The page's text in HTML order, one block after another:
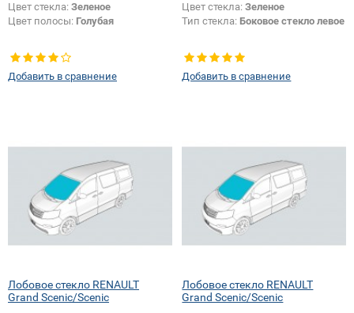
Цвет стекла: Зеленое
Цвет полосы: Голубая
Добавить в сравнение
Цвет стекла:Зеленое
Тип стекла: Боковое стекло левое
Добавить в сравнение
Лобовое стекло RENAULT
Grand Scenic/Scenic
Лобовое стекло RENAULT
Grand Scenic/Scenic